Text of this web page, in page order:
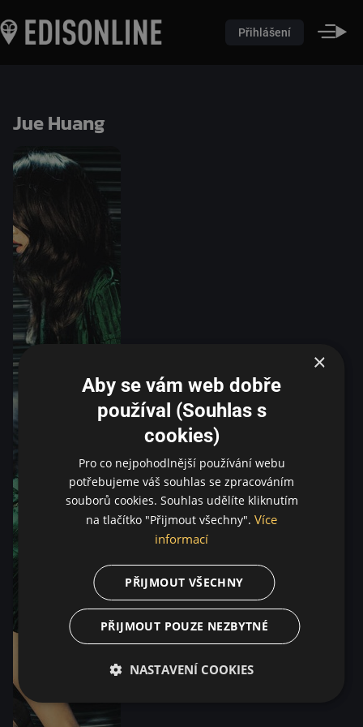
Přihlášení
Jue Huang
×
Aby se vám web dobře
používal (Souhlas s
cookies)
Pro co nejpohodlnější používání webu
potřebujeme váš souhlas se zpracováním
souborů cookies. Souhlas udělíte kliknutím
na tlačítko "Přijmout všechny". Více
informací
PŘIJMOUT VŠECHNY
PŘIJMOUT POUZE NEZBYTNÉ
NASTAVENÍ COOKIES